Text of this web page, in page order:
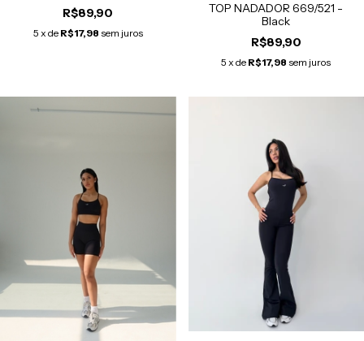
R$89,90
5 x de R$17,98 sem juros
TOP NADADOR 669/521 -
Black
R$89,90
5 x de R$17,98 sem juros